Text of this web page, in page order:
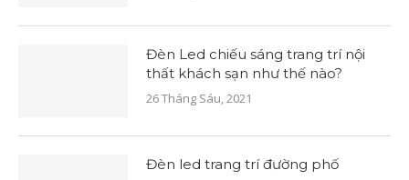
Đèn Led chiếu sáng trang trí nội
thất khách sạn như thế nào?
26 Tháng Sáu, 2021
Đèn led trang trí đường phố